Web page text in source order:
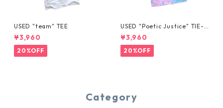
USED "team" TEE
¥3,960
20%OFF
USED "Poetic Justice" TIE-D
YE TEE
¥3,960
20%OFF
Category